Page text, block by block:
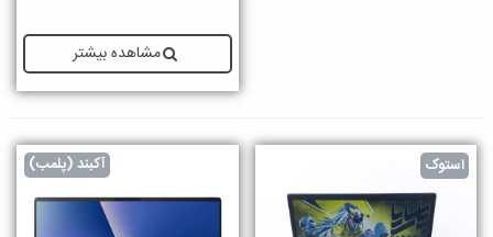
مشاهده بیشتر
استوک آکبند (پلمب)